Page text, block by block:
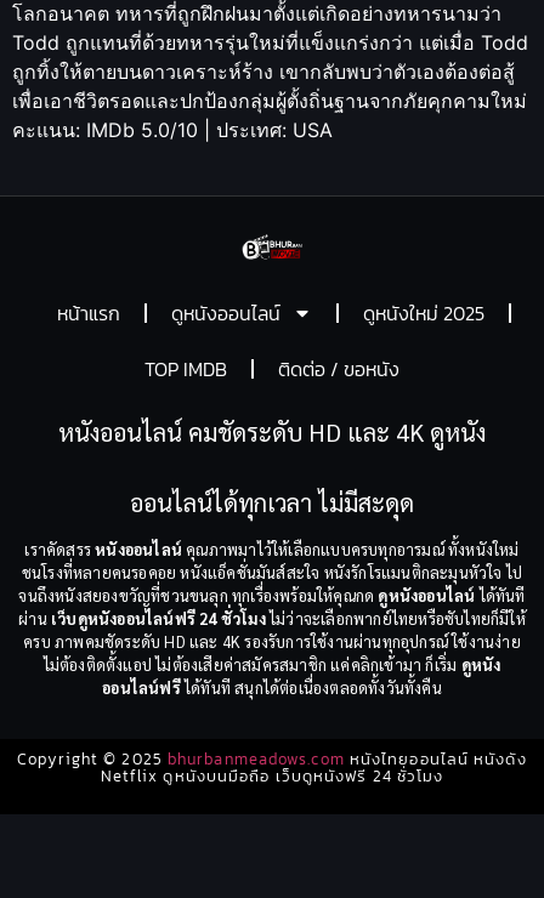
โลกอนาคต ทหารที่ถูกฝึกฝนมาตั้งแต่เกิดอย่างทหารนามว่า
Todd ถูกแทนที่ด้วยทหารรุ่นใหม่ที่แข็งแกร่งกว่า แต่เมื่อ Todd
ถูกทิ้งให้ตายบนดาวเคราะห์ร้าง เขากลับพบว่าตัวเองต้องต่อสู้
เพื่อเอาชีวิตรอดและปกป้องกลุ่มผู้ตั้งถิ่นฐานจากภัยคุกคามใหม่
คะแนน: IMDb 5.0/10 | ประเทศ: USA
หน้าแรก ดูหนังออนไลน์
ดูหนังใหม่ 2025
TOP IMDB
ติดต่อ / ขอหนัง
หนังออนไลน์ คมชัดระดับ HD และ 4K ดูหนัง
ออนไลน์ได้ทุกเวลา ไม่มีสะดุด
เราคัดสรรหนังออนไลน์ คุณภาพมาไว้ให้เลือกแบบครบทุกอารมณ์ ทั้งหนังใหม่
ชนโรงที่หลายคนรอคอย หนังแอ็คชั่นมันส์สะใจ หนังรักโรแมนติกละมุนหัวใจ ไป
จนถึงหนังสยองขวัญที่ชวนขนลุก ทุกเรื่องพร้อมให้คุณกด ดูหนังออนไลน์ ได้ทันที
ผ่าน เว็บดูหนังออนไลน์ฟรี 24 ชั่วโมงไม่ว่าจะเลือกพากย์ไทยหรือซับไทยก็มีให้
ครบ ภาพคมชัดระดับ HD และ 4K รองรับการใช้งานผ่านทุกอุปกรณ์ ใช้งานง่าย
ไม่ต้องติดตั้งแอป ไม่ต้องเสียค่าสมัครสมาชิก แค่คลิกเข้ามา ก็เริ่ม ดูหนัง
ออนไลน์ฟรีได้ทันที สนุกได้ต่อเนื่องตลอดทั้งวันทั้งคืน
Copyright © 2025 bhurbanmeadows.com หนังไทยออนไลน์ หนังดัง
Netflix ดูหนังบนมือถือ เว็บดูหนังฟรี 24 ชั่วโมง